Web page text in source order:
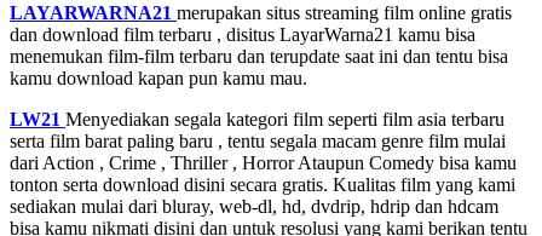
LAYARWARNA21 merupakan situs streaming film online gratis
dan download film terbaru , disitus LayarWarna21 kamu bisa
menemukan film-film terbaru dan terupdate saat ini dan tentu bisa
kamu download kapan pun kamu mau.
LW21 Menyediakan segala kategori film seperti film asia terbaru
serta film barat paling baru , tentu segala macam genre film mulai
dari Action , Crime , Thriller , Horror Ataupun Comedy bisa kamu
tonton serta download disini secara gratis. Kualitas film yang kami
sediakan mulai dari bluray, web-dl, hd, dvdrip, hdrip dan hdcam
bisa kamu nikmati disini dan untuk resolusi yang kami berikan tentu